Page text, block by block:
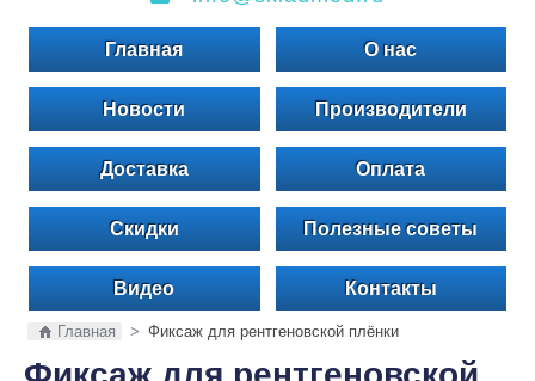
Главная О нас
Новости Производители
Доставка Оплата
Скидки Полезные советы
Видео Контакты
Главная > Фиксаж для рентгеновской плёнки